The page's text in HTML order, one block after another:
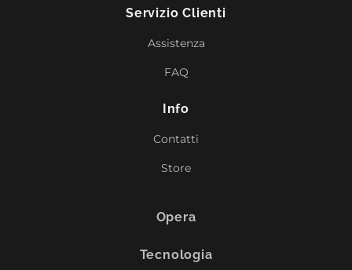
Servizio Clienti
Assistenza
FAQ
Info
Contatti
Store
Opera
Tecnologia